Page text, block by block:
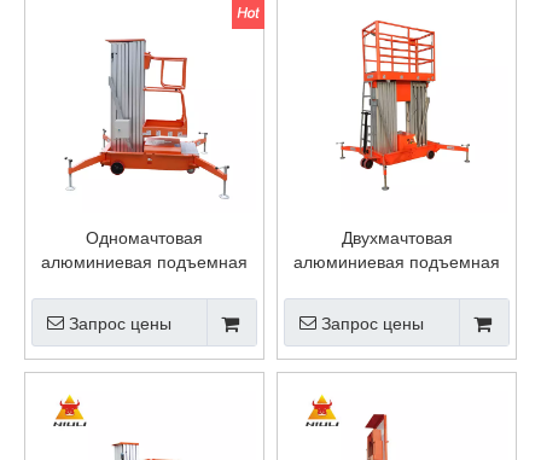
Одномачтовая
алюминиевая подъемная
Запрос цены
Двухмачтовая
алюминиевая подъемная
Запрос цены